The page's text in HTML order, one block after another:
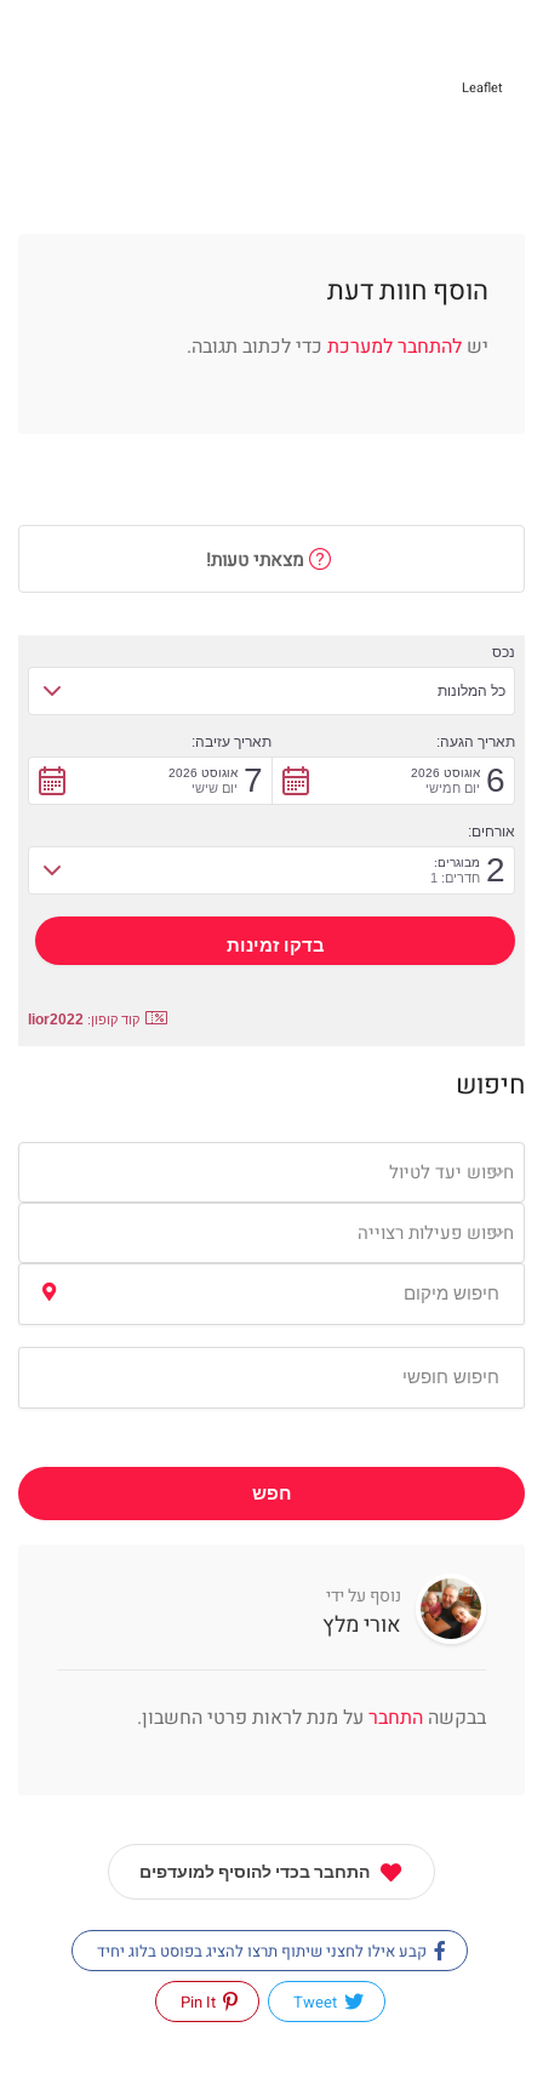
Leaflet
הוסף חוות דעת
יש להתחבר למערכת כדי לכתוב תגובה.
מצאתי טעות!
נכס
כל המלונות
תאריך הגעה:
6 אוגוסט 2026
יום חמישי
תאריך עזיבה:
7 אוגוסט 2026
יום שישי
אורחים:
2 מבוגרים:
חדרים: 1
קוד קופון: lior2022
חיפוש
חיפוש יעד לטיול
חיפוש פעילות רצוייה
חפש
נוסף על ידי
אורי מלץ
בבקשה התחבר על מנת לראות פרטי החשבון.
התחבר בכדי להוסיף למועדפים
קבע אילו לחצני שיתוף תרצו להציג בפוסט בלוג יחיד
Tweet
Pin It